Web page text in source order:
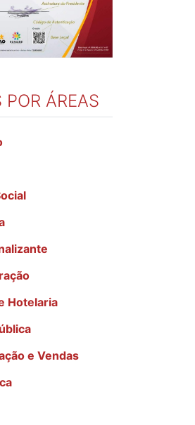
POR ÁREAS
Hotelaria
e Vendas